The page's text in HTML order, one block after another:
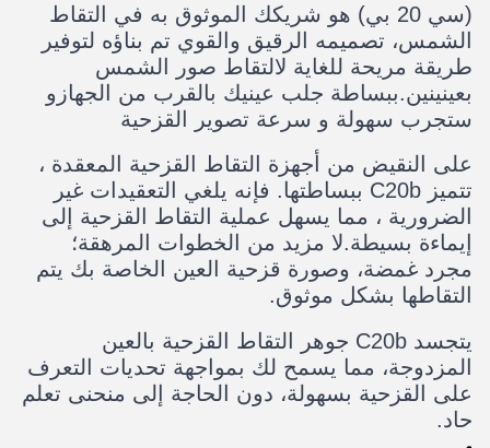
(سي 20 بي) هو شريكك الموثوق به في التقاط
الشمس، تصميمه الرقيق والقوي تم بناؤه لتوفير
طريقة مريحة للغاية لالتقاط صور الشمس
بعينينين.ببساطة جلب عينيك بالقرب من الجهازو
ستجرب سهولة و سرعة تصوير القزحية
على النقيض من أجهزة التقاط القزحية المعقدة ،
تتميز C20b ببساطتها. فإنه يلغي التعقيدات غير
الضرورية ، مما يسهل عملية التقاط القزحية إلى
إيماءة بسيطة.لا مزيد من الخطوات المرهقة؛
مجرد غمضة، وصورة قزحية العين الخاصة بك يتم
التقاطها بشكل موثوق.
يتجسد C20b جوهر التقاط القزحية بالعين
المزدوجة، مما يسمح لك بمواجهة تحديات التعرف
على القزحية بسهولة، دون الحاجة إلى منحنى تعلم
حاد.